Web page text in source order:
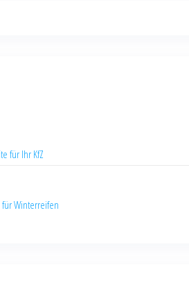
für Ihr KfZ
Winterreifen